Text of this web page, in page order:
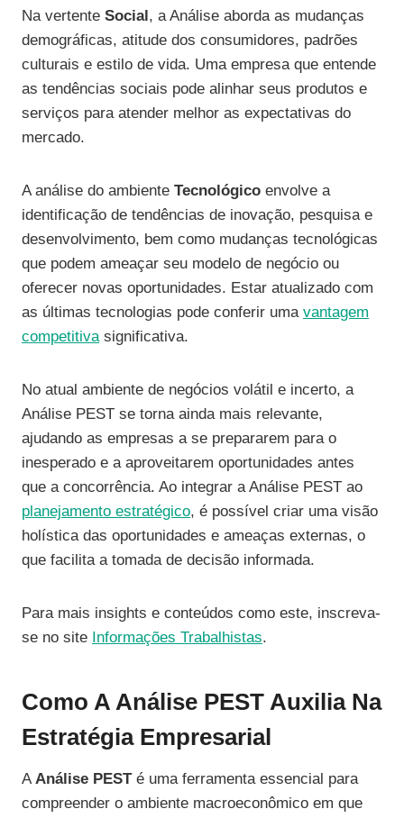
Na vertente Social , a Análise aborda as mudanças
demográficas, atitude dos consumidores, padrões
culturais e estilo de vida. Uma empresa que entende
as tendências sociais pode alinhar seus produtos e
serviços para atender melhor as expectativas do
mercado.
A análise do ambiente Tecnológico envolve a
identificação de tendências de inovação, pesquisa e
desenvolvimento, bem como mudanças tecnológicas
que podem ameaçar seu modelo de negócio ou
oferecer novas oportunidades. Estar atualizado com
as últimas tecnologias pode conferir uma vantagem
competitivasignificativa.
No atual ambiente de negócios volátil e incerto, a
Análise PEST se torna ainda mais relevante,
ajudando as empresas a se prepararem para o
inesperado e a aproveitarem oportunidades antes
que a concorrência. Ao integrar a Análise PEST ao
planejamento estratégico, é possível criar uma visão
holística das oportunidades e ameaças externas, o
que facilita a tomada de decisão informada.
Para mais insights e conteúdos como este, inscreva-
se no site Informações Trabalhistas.
Como A Análise PEST Auxilia Na
Estratégia Empresarial
AAnálise PESTé uma ferramenta essencial para
compreender o ambiente macroeconômico em que